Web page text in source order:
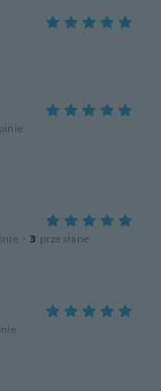
· 3 przesłane